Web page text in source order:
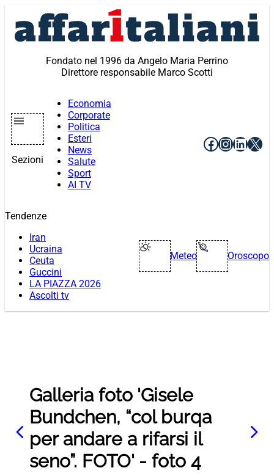
contenuto
Fondato nel 1996 da Angelo Maria Perrino
Direttore responsabile Marco Scotti
Sezioni
Economia
Corporate
Politica
Esteri
News
Salute
Sport
AI TV
Facebook
X
Tendenze
Iran
Ucraina
Ceuta
Guccini
LA PIAZZA 2026
Ascolti tv
Meteo Oroscopo
Galleria foto 'Gisele
Bundchen, “col burqa
per andare a rifarsi il
seno”. FOTO' - foto 4